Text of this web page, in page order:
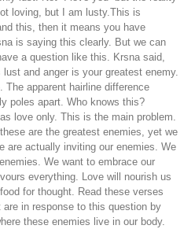
loving, but I am lusty.This is
this, then it means you have
is saying this clearly. But we can
a question like this. Krsna said,
and anger is your greatest enemy.
The apparent hairline difference
poles apart. Who knows this?
love only. This is the main problem.
are the greatest enemies, yet we
are actually inviting our enemies. We
We want to embrace our
everything. Love will nourish us
for thought. Read these verses
in response to this question by
these enemies live in our body.